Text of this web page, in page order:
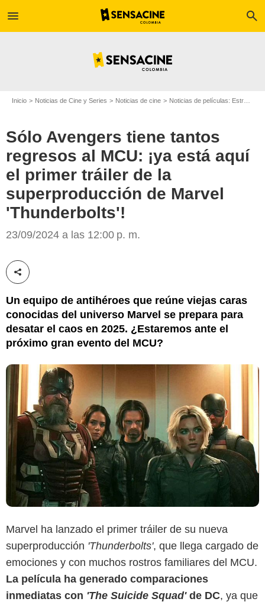
menu search
Inicio Noticias de Cine y Series Noticias de cine Noticias de películas: Estreno de película
Sólo Avengers tiene tantos
regresos al MCU: ¡ya está aquí
el primer tráiler de la
superproducción de Marvel
'Thunderbolts'!
23/09/2024 a las 12:00 p. m.
Compartir esta noticia
Un equipo de antihéroes que reúne viejas caras
conocidas del universo Marvel se prepara para
desatar el caos en 2025. ¿Estaremos ante el
próximo gran evento del MCU?
Marvel ha lanzado el primer tráiler de su nueva
superproducción 'Thunderbolts', que llega cargado de
emociones y con muchos rostros familiares del MCU.
La película ha generado comparaciones
inmediatas con 'The Suicide Squad'de DC, ya que